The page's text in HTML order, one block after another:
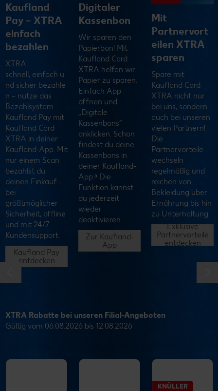
Mit
Partnervort
eilen XTRA
Spare mit
Kaufland Card
XTRA nicht nur
bei uns, sondern
auch bei unseren
vielen Partnern!
Die
Partnervorteile
wechseln
regelmäßig und
reichen von
Bekleidung über
Ernährung bis hin
zu Unterhaltung.
Exklusive
Partnervorteile
Kaufland
Scan – XTRA
schnell
einkaufen
XTRA schnell
einkaufen,
bezahlen und
genießen: Mit
Kaufland Scan
scannst du in
ausgewählten
Kaufland-Filialen
während deines
Einkaufs alle
Artikel ganz
einfach selbst
und bezahlst sie
an den SB-
Kassen, ohne sie
noch einmal auf
das Band legen
zu müssen.
E-Fahrzeug
laden
Als Kaufland Card
XTRA Mitglied
kannst du mit der
Kaufland-App bei
ausgewählten
Kaufland-Filialen
nachhaltigen
Strom tanken. Die
App zeigt dir freie
Ladesäulen in
deiner Nähe und
hilft dir, den
Ladevorgang
durchzuführen.
Mit Kaufland Pay
zahlst du ganz
einfach und
sparst dabei noch
XTRA.
XTRA Rabatte bei unseren Filial-Angeboten
Gültig vom 06.08.2026 bis 12.08.2026
KNÜLLER